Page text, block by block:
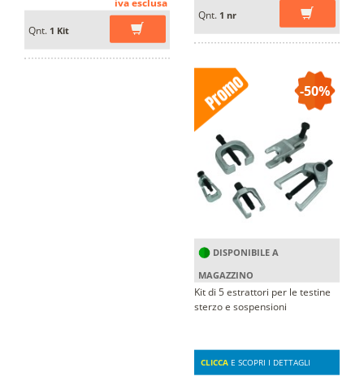
Qnt. 1 Kit
Qnt. 1 nr
-50%
DISPONIBILE A
MAGAZZINO
Kit di 5 estrattori per le testine
sterzo e sospensioni
CLICCA E SCOPRI I DETTAGLI